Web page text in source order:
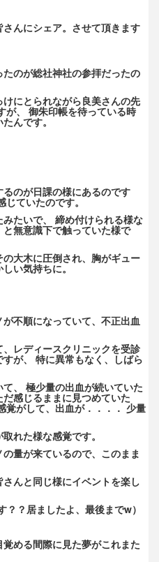
んにシェア。させて頂きます
のが総社神社の参拝だったの
にとられながら良美さんの先
が、 御朱印帳を待っている時
んです。
のが日課の様にあるのです
ていたのです。
たいで、 締め付けられる様な
無意識下で触っていた様で
大木に圧倒され、胸がギュー
い気持ちに。
不順になっていて、不正出血
レディースクリニックを受診
が、 特に異常もなく、しばら
、 極少量の出血が続いていた
感じるままに見つめていた
覚がして、出血が．．．． 少量
れた様な感覚です。
量が来ているので、このまま
んと同じ様にイベントを楽し
？居ましたよ、最後までw）
める間際に見た夢がこれまた